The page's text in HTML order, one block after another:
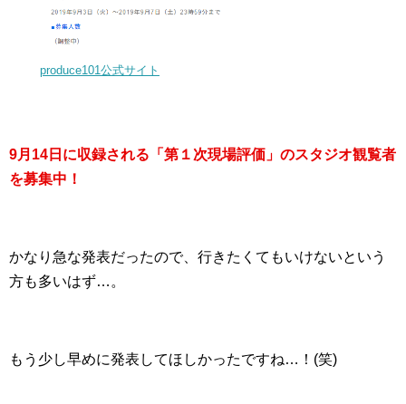
produce101公式サイト
9月14日に収録される「第１次現場評価」のスタジオ観覧者
を募集中！
かなり急な発表だったので、行きたくてもいけないという
方も多いはず…。
もう少し早めに発表してほしかったですね…！(笑)